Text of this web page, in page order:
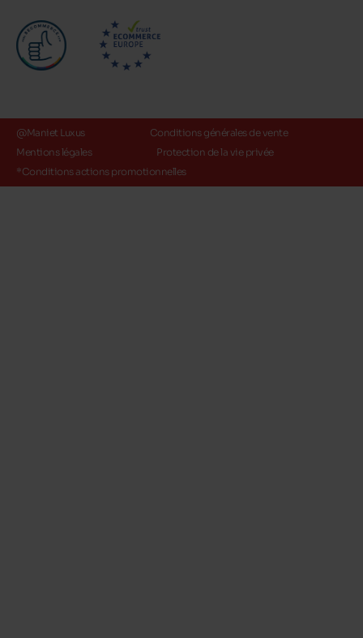
@Maniet Luxus
Conditions générales de vente
Mentions légales
Protection de la vie privée
*Conditions actions promotionnelles